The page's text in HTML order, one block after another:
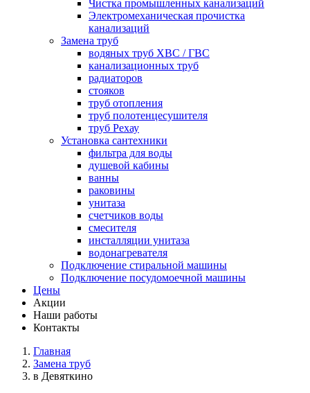
Чистка промышленных канализаций
Электромеханическая прочистка
канализаций
Замена труб
водяных труб ХВС / ГВС
канализационных труб
радиаторов
стояков
труб отопления
труб полотенцесушителя
труб Рехау
Установка сантехники
фильтра для воды
душевой кабины
ванны
раковины
унитаза
счетчиков воды
смесителя
инсталляции унитаза
водонагревателя
Подключение стиральной машины
Подключение посудомоечной машины
Цены
Акции
Наши работы
Контакты
Главная
Замена труб
в Девяткино